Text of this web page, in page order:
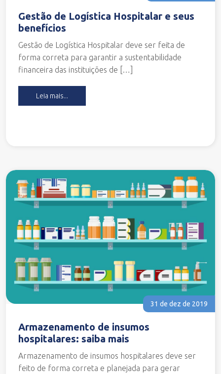
Gestão de Logística Hospitalar e seus
benefícios
Gestão de Logística Hospitalar deve ser feita de
forma correta para garantir a sustentabilidade
financeira das instituições de […]
Leia mais...
31 de dez de 2019
Armazenamento de insumos
hospitalares: saiba mais
Armazenamento de insumos hospitalares deve ser
feito de forma correta e planejada para gerar